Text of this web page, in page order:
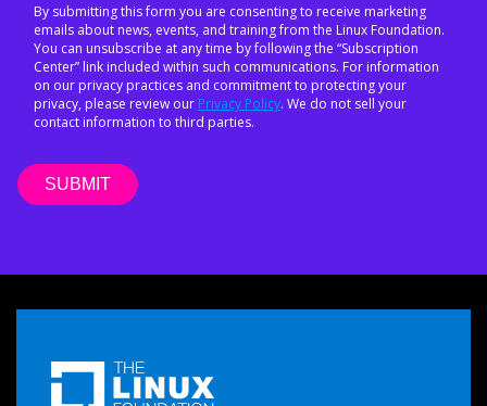
By submitting this form you are consenting to receive marketing
emails about news, events, and training from the Linux Foundation.
You can unsubscribe at any time by following the “Subscription
Center” link included within such communications. For information
on our privacy practices and commitment to protecting your
privacy, please review our Privacy Policy. We do not sell your
contact information to third parties.